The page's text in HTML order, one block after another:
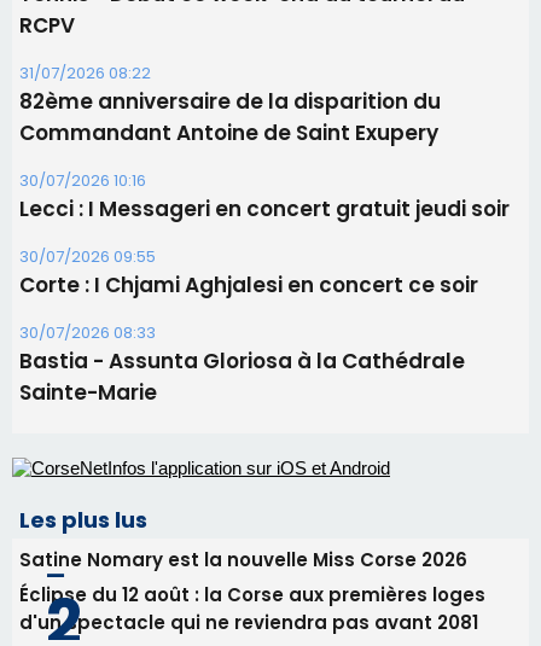
30/07/2026 09:55
Corte : I Chjami Aghjalesi en concert ce soir
30/07/2026 08:33
Bastia - Assunta Gloriosa à la Cathédrale
Sainte-Marie
Les plus lus
Satine Nomary est la nouvelle Miss Corse 2026
Éclipse du 12 août : la Corse aux premières loges
d'un spectacle qui ne reviendra pas avant 2081
face à une nouvelle escroquerie au faux vendeur de
En Corse, un début de saison marqué par une
consommation en recul dans les restaurants
Deux jeunes Ajacciens sur la voie de la médecine
militaire